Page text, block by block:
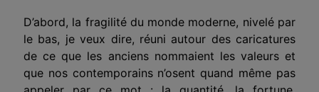
D’abord, la fragilité du monde moderne, nivelé par
le bas, je veux dire, réuni autour des caricatures
de ce que les anciens nommaient les valeurs et
que nos contemporains n’osent quand même pas